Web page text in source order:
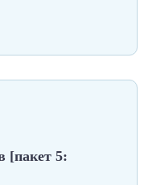
[пакет 5: